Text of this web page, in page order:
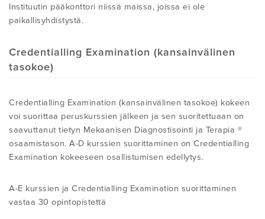
Instituutin pääkonttori niissä maissa, joissa ei ole
paikallisyhdistystä.
Credentialling Examination (kansainvälinen
tasokoe)
Credentialling Examination (kansainvälinen tasokoe) kokeen
voi suorittaa peruskurssien jälkeen ja sen suoritettuaan on
saavuttanut tietyn Mekaanisen Diagnostisointi ja Terapia ®
osaamistason. A-D kurssien suorittaminen on Credentialling
Examination kokeeseen osallistumisen edellytys.
A-E kurssien ja Credentialling Examination suorittaminen
vastaa 30 opintopistettä